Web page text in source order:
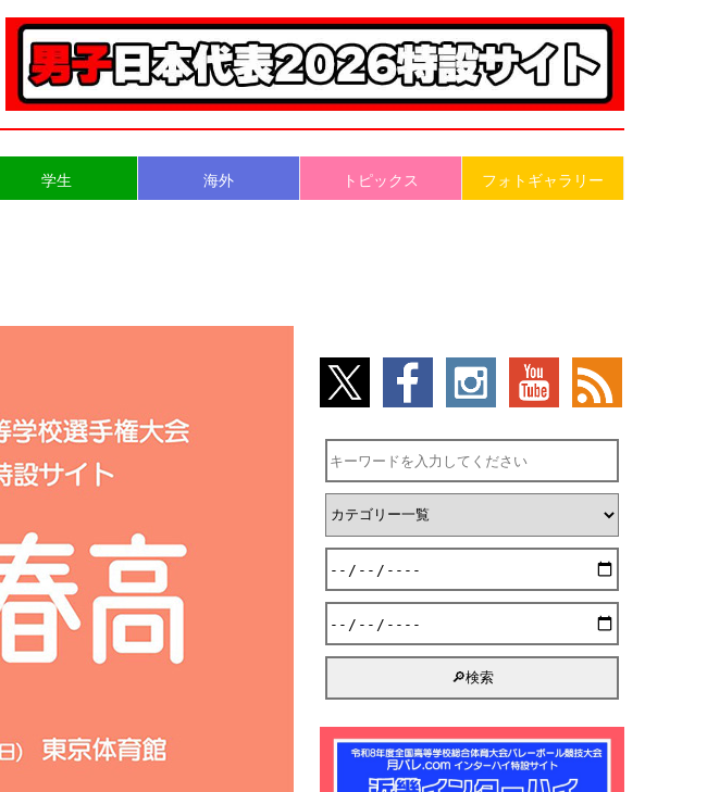
学生 海外 トピックス フォトギャラリー